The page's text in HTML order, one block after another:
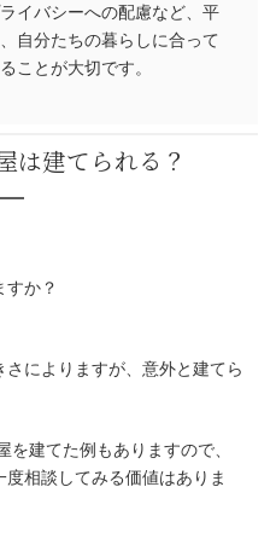
イバシーへの配慮など、平
自分たちの暮らしに合って
ことが大切です。
すか？
によりますが、意外と建てら
建てた例もありますので、
度相談してみる価値はありま